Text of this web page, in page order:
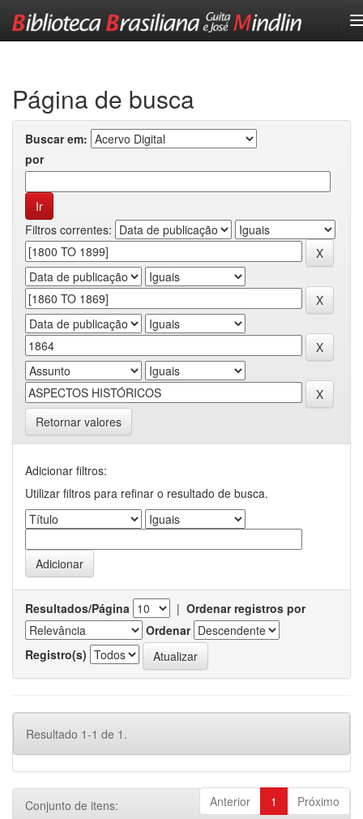
Página de busca
Buscar em:
por
Filtros correntes:
Retornar valores
Adicionar filtros:
Utilizar filtros para refinar o resultado de busca.
Resultados/Página | Ordenar registros por
Ordenar
Registro(s)
Resultado 1-1 de 1.
Anterior 1 Próximo
Conjunto de itens: